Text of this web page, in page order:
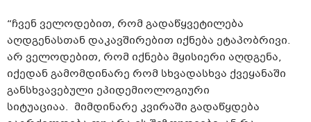
“ჩვენ ველოდებით, რომ გადაწყვეტილება
აღდგენასთან დაკავშირებით იქნება ეტაპობრივი.
არ ველოდებით, რომ იქნება მყისიერი აღდგენა,
იქედან გამომდინარე რომ სხვადასხვა ქვეყანაში
განსხვავებული ეპიდემიოლოგიური
სიტუაციაა. მიმდინარე კვირაში გადაწყდება